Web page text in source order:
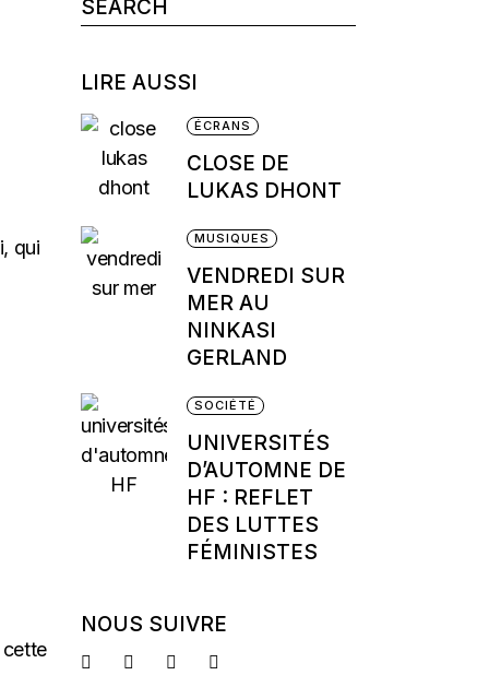
qui
cette
for:
LIRE AUSSI
ÉCRANS
CLOSE DE
LUKAS DHONT
MUSIQUES
VENDREDI SUR
MER AU
NINKASI
GERLAND
SOCIÉTÉ
UNIVERSITÉS
D’AUTOMNE DE
HF : REFLET
DES LUTTES
FÉMINISTES
NOUS SUIVRE